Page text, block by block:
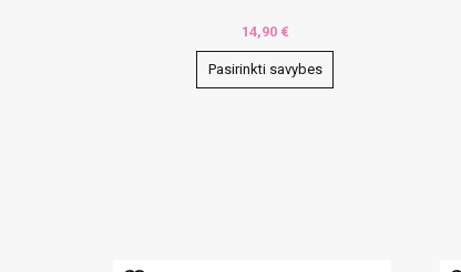
14,90 €
Pasirinkti savybes